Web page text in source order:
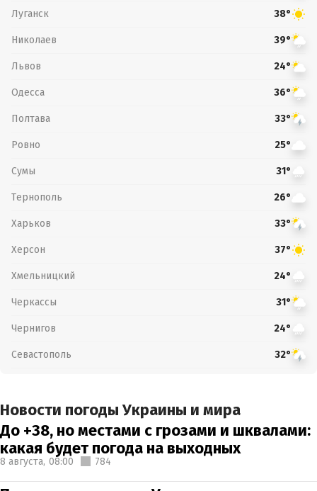
Луганск 38°
Николаев 39°
Львов 24°
Одесса 36°
Полтава 33°
Ровно 25°
Сумы 31°
Тернополь 26°
Харьков 33°
Херсон 37°
Хмельницкий 24°
Черкассы 31°
Чернигов 24°
Севастополь 32°
Новости погоды Украины и мира
До +38, но местами с грозами и шквалами:
какая будет погода на выходных
8 августа, 08:00 784